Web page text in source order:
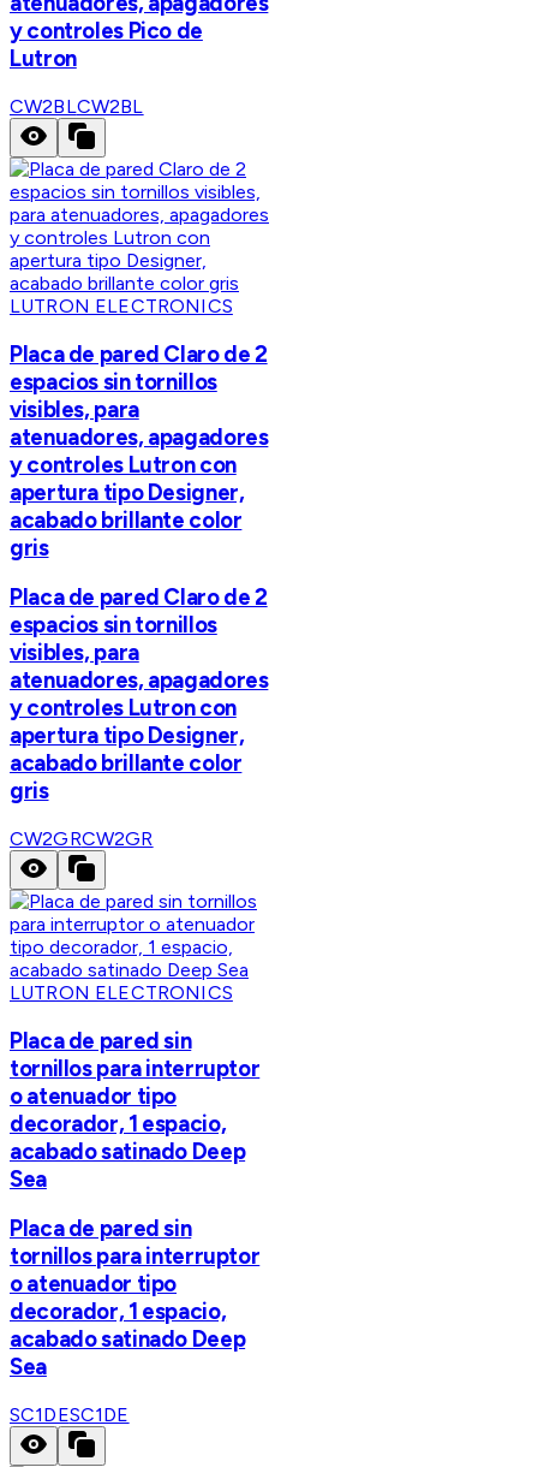
y controles Pico de
Lutron
CW2BLCW2BL
LUTRON ELECTRONICS
Placa de pared Claro de 2
espacios sin tornillos
visibles, para
atenuadores, apagadores
y controles Lutron con
apertura tipo Designer,
acabado brillante color
gris
Placa de pared Claro de 2
espacios sin tornillos
visibles, para
atenuadores, apagadores
y controles Lutron con
apertura tipo Designer,
acabado brillante color
gris
CW2GRCW2GR
LUTRON ELECTRONICS
Placa de pared sin
tornillos para interruptor
o atenuador tipo
decorador, 1 espacio,
acabado satinado Deep
Sea
Placa de pared sin
tornillos para interruptor
o atenuador tipo
decorador, 1 espacio,
acabado satinado Deep
Sea
SC1DESC1DE